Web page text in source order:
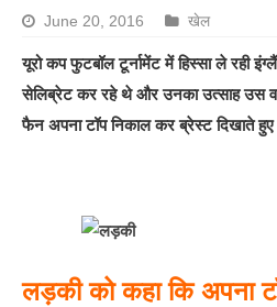
June 20, 2016 खेल
यूरो कप फुटबॉल टूर्नामेंट में हिस्सा ले रही
सेलिब्रेट कर रहे थे और उनका उत्साह उस
फैन अपना टॉप निकाल कर ब्रेस्ट दिखाते
लड़की को कहा कि अपना